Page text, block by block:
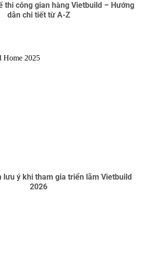
thi công gian hàng Vietbuild – Hướng
dẫn chi tiết từ A-Z
lưu ý khi tham gia triển lãm Vietbuild
2026